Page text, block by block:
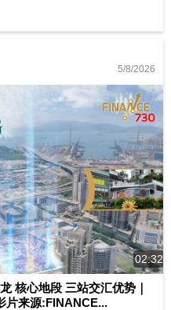
5/8/2026
02:32
核心地段 三站交汇优势｜
片来源:FINANCE...